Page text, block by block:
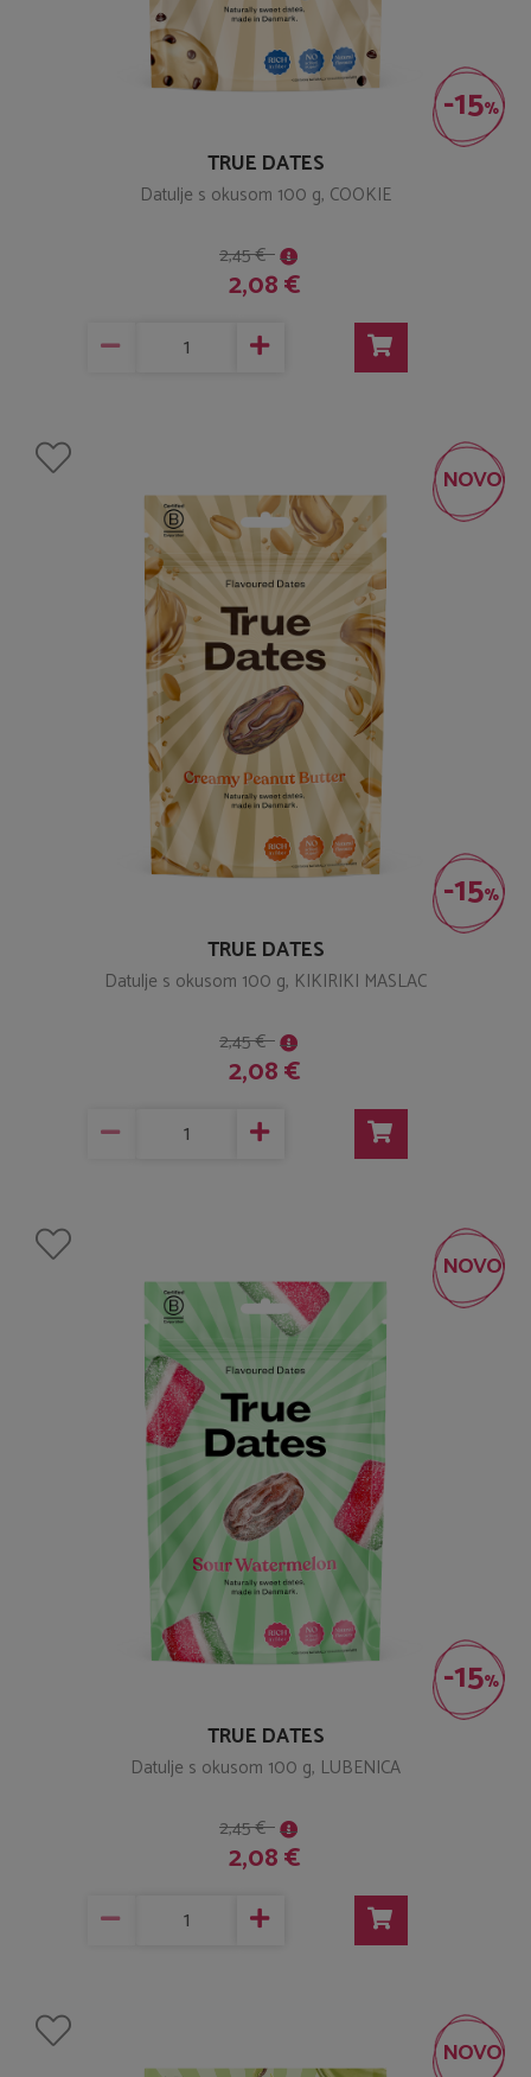
-15%
TRUE DATES
Datulje s okusom 100 g, COOKIE
2,45 €
2,08 €
NOVO
-15%
TRUE DATES
Datulje s okusom 100 g, KIKIRIKI MASLAC
2,45 €
2,08 €
NOVO
-15%
TRUE DATES
Datulje s okusom 100 g, LUBENICA
2,45 €
2,08 €
NOVO